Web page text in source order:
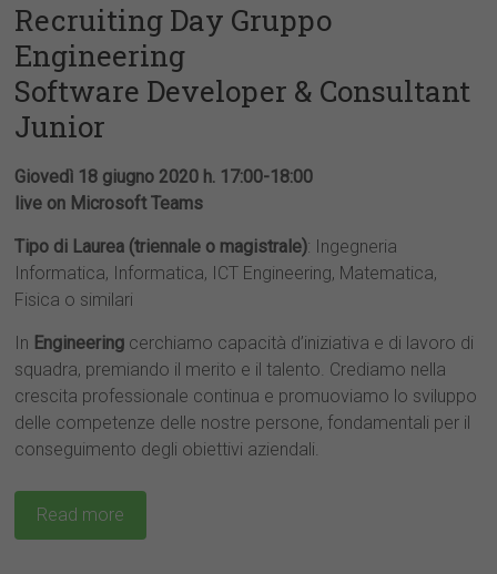
Recruiting Day Gruppo
Engineering
Software Developer & Consultant
Junior
Giovedì 18 giugno 2020 h. 17:00-18:00
live on Microsoft Teams
Tipo di Laurea (triennale o magistrale): Ingegneria
Informatica, Informatica, ICT Engineering, Matematica,
Fisica o similari
In Engineering cerchiamo capacità d’iniziativa e di lavoro di
squadra, premiando il merito e il talento. Crediamo nella
crescita professionale continua e promuoviamo lo sviluppo
delle competenze delle nostre persone, fondamentali per il
conseguimento degli obiettivi aziendali.
Read more